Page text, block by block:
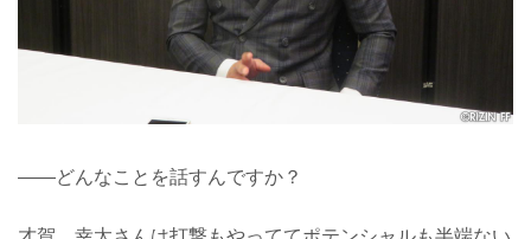
——どんなことを話すんですか？